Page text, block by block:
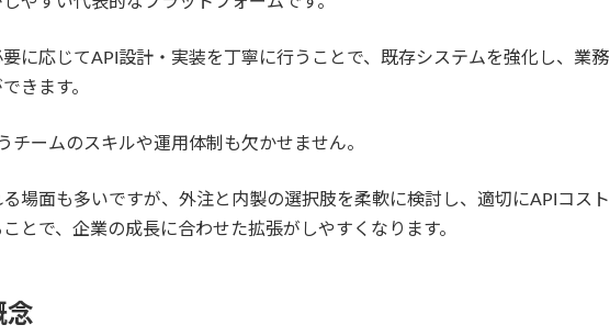
に応じてAPI設計・実装を丁寧に行うことで、既存システムを強化し、業務
きます。
チームのスキルや運用体制も欠かせません。
場面も多いですが、外注と内製の選択肢を柔軟に検討し、適切にAPIコスト
とで、企業の成長に合わせた拡張がしやすくなります。
念